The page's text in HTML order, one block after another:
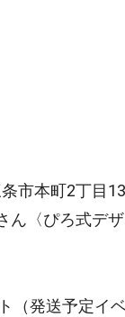
市本町2丁目
〈ぴろ式デ
発送予定イベ